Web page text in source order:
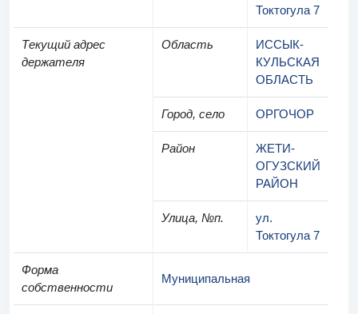
Токтогула 7
Текущий адрес
держателя
Область
ИССЫК-
КУЛЬСКАЯ
ОБЛАСТЬ
Город, село ОРГОЧОР
Район
ЖЕТИ-
ОГУЗСКИЙ
РАЙОН
Улица, №п.
ул.
Токтогула 7
Форма
собственности
Муниципальная